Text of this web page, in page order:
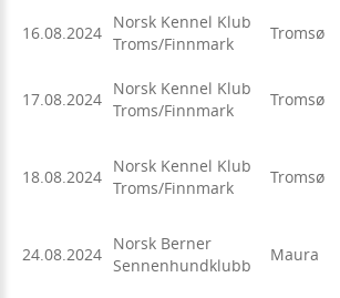
16.08.2024
Norsk Kennel Klub
Troms/Finnmark
Tromsø
17.08.2024
Norsk Kennel Klub
Troms/Finnmark
Tromsø
18.08.2024
Norsk Kennel Klub
Troms/Finnmark
Tromsø
24.08.2024
Norsk Berner
Sennenhundklubb
Maura